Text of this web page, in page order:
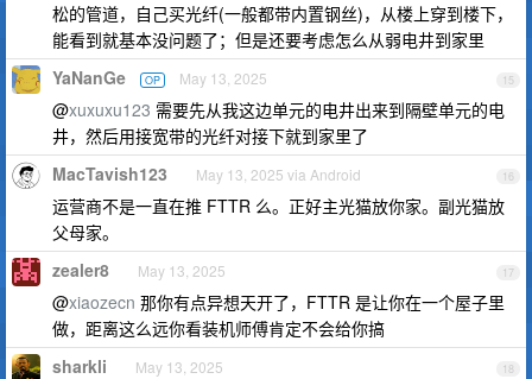
松的管道，自己买光纤(一般都带内置钢丝)，从楼上穿到楼下，
能看到就基本没问题了；但是还要考虑怎么从弱电井到家里
15
YaNanGe OP May 13, 2025
@xuxuxu123 需要先从我这边单元的电井出来到隔壁单元的电
井，然后用接宽带的光纤对接下就到家里了
16
MacTavish123 May 13, 2025 via Android
运营商不是一直在推 FTTR 么。正好主光猫放你家。副光猫放
父母家。
17
zealer8 May 13, 2025
@xiaozecn 那你有点异想天开了，FTTR 是让你在一个屋子里
做，距离这么远你看装机师傅肯定不会给你搞
18
sharkli May 13, 2025